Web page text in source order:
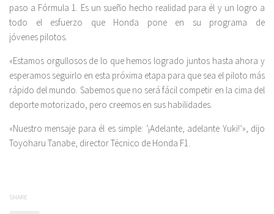
paso a Fórmula 1. Es un sueño hecho realidad para él y un logro a
todo el esfuerzo que Honda pone en su programa de
jóvenes pilotos.
«Estamos orgullosos de lo que hemos logrado juntos hasta ahora y
esperamos seguirlo en esta próxima etapa para que sea el piloto más
rápido del mundo. Sabemos que no será fácil competir en la cima del
deporte motorizado, pero creemos en sus habilidades.
«Nuestro mensaje para él es simple: ‘¡Adelante, adelante Yuki!’», dijo
Toyoharu Tanabe, director Técnico de Honda F1.
SHARE